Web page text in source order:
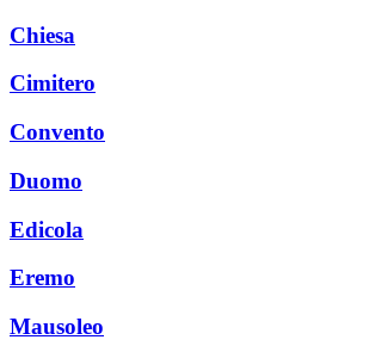
Chiesa
Cimitero
Convento
Duomo
Edicola
Eremo
Mausoleo